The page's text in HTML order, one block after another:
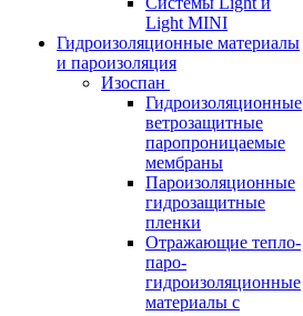
Light MINI
Гидроизоляционные материалы
и пароизоляция
Изоспан
Гидроизоляционные
ветрозащитные
паропроницаемые
мембраны
Пароизоляционные
гидрозащитные
пленки
Отражающие тепло-
паро-
гидроизоляционные
материалы с